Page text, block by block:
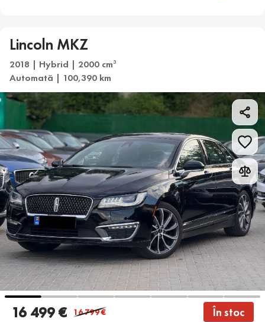
Lincoln MKZ
2018 | Hybrid | 2000 cm3
Automată | 100,390 km
16 499 € 16 799€ În stoc